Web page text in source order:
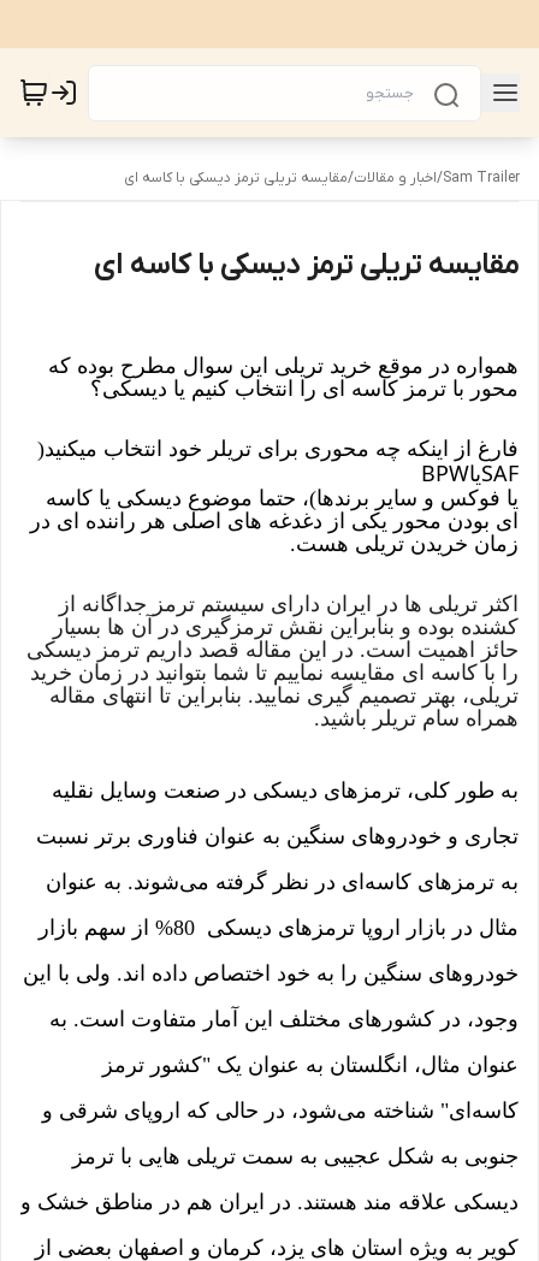
Sam Trailer
/اخبار و مقالات/مقایسه تریلی ترمز دیسکی با کاسه ای
مقایسه تریلی ترمز دیسکی با کاسه ای
همواره در موقع خرید تریلی این سوال مطرح بوده که
محور با ترمز کاسه ای را انتخاب کنیم یا دیسکی؟
فارغ از اینکه چه محوری برای تریلر خود انتخاب میکنید(
SAFیاBPW
یا فوکس و سایر برندها)، حتما موضوع دیسکی یا کاسه
ای بودن محور یکی از دغدغه های اصلی هر راننده ای در
زمان خریدن تریلی هست.
اکثر تریلی ها در ایران دارای سیستم ترمز جداگانه از
کشنده بوده و بنابراین نقش ترمزگیری در آن ها بسیار
حائز اهمیت است. در این مقاله قصد داریم ترمز دیسکی
را با کاسه ای مقایسه نماییم تا شما بتوانید در زمان خرید
تریلی، بهتر تصمیم گیری نمایید. بنابراین تا انتهای مقاله
همراه سام تریلر باشید.
به طور کلی، ترمزهای دیسکی در صنعت وسایل نقلیه
تجاری و خودروهای سنگین به عنوان فناوری برتر نسبت
به ترمزهای کاسه‌ای در نظر گرفته می‌شوند. به عنوان
مثال در بازار اروپا ترمزهای دیسکی 80% از سهم بازار
خودروهای سنگین را به خود اختصاص داده اند. ولی با این
وجود، در کشورهای مختلف این آمار متفاوت است. به
عنوان مثال، انگلستان به عنوان یک "کشور ترمز
کاسه‌ای" شناخته می‌شود، در حالی که اروپای شرقی و
جنوبی به شکل عجیبی به سمت تریلی هایی با ترمز
دیسکی علاقه مند هستند. در ایران هم در مناطق خشک و
کویر به ویژه استان های یزد، کرمان و اصفهان بعضی از